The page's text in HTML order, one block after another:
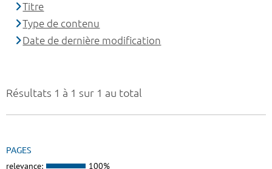
Résultats 1 à 1 sur 1 au total
PAGES
relevance: 100%
Titre
Type de contenu
Date de dernière modification